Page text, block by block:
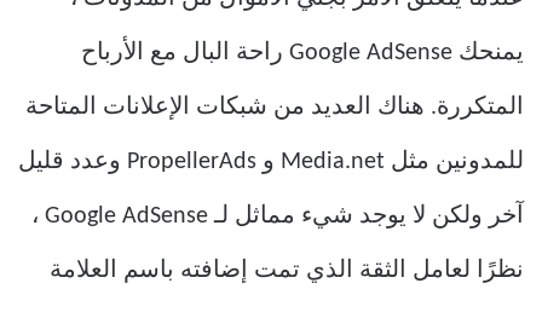
يمنحك Google AdSense راحة البال مع الأرباح
المتكررة. هناك العديد من شبكات الإعلانات المتاحة
للمدونين مثل Media.net و PropellerAds وعدد قليل
آخر ولكن لا يوجد شيء مماثل لـ Google AdSense ،
نظرًا لعامل الثقة الذي تمت إضافته باسم العلامة